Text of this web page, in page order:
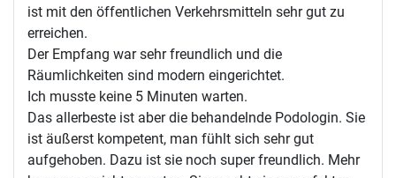
ist mit den öffentlichen Verkehrsmitteln sehr gut zu
erreichen.
Der Empfang war sehr freundlich und die
Räumlichkeiten sind modern eingerichtet.
Ich musste keine 5 Minuten warten.
Das allerbeste ist aber die behandelnde Podologin. Sie
ist äußerst kompetent, man fühlt sich sehr gut
aufgehoben. Dazu ist sie noch super freundlich. Mehr